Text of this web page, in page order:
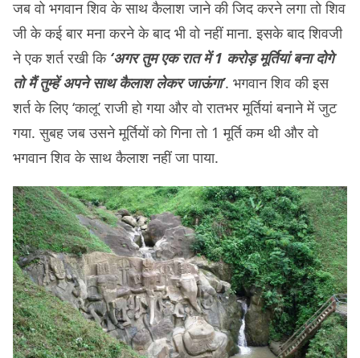
जब वो भगवान शिव के साथ कैलाश जाने की जिद करने लगा तो शिव
जी के कई बार मना करने के बाद भी वो नहीं माना. इसके बाद शिवजी
ने एक शर्त रखी कि ‘अगर तुम एक रात में 1 करोड़ मूर्तियां बना दोगे
तो मैं तुम्हें अपने साथ कैलाश लेकर जाऊंगा’. भगवान शिव की इस
शर्त के लिए ‘कालू’ राजी हो गया और वो रातभर मूर्तियां बनाने में जुट
गया. सुबह जब उसने मूर्तियों को गिना तो 1 मूर्ति कम थी और वो
भगवान शिव के साथ कैलाश नहीं जा पाया.